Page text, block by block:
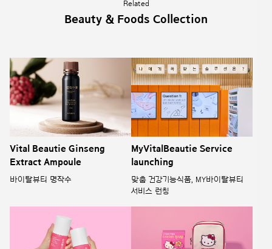
Related
Beauty & Foods Collection
Vital Beautie Ginseng
Extract Ampoule
바이탈뷰티 명작수
MyVitalBeautie Service
launching
맞춤 건강기능식품, MY바이탈뷰티
서비스 런칭